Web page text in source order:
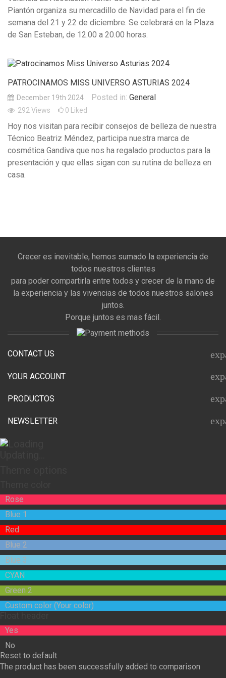
Piantón organiza su mercadillo de Navidad para el fin de
semana del 21 y 22 de diciembre. Se celebrará en la Plaza
de San Esteban, de 12.00 a 20.00 horas.
PATROCINAMOS MISS UNIVERSO ASTURIAS 2024
Posted in: General
December 19th 2024
292Views 0 Liked
Hoy nos visitan para recibir consejos de belleza de nuestra
Técnico Beatriz Méndez, participa nuestra marca de
cosmética Gandiva que nos ha regalado productos para la
presentación y que ellas sigan con su rutina de belleza en
casa.
Crecer es inevitable, hemos sumado la experiencia de
todos nuestros clientes
para poder compartirla entre todos y crecer de la mano de
la experiencia y las vivencias de todos nuestros salones
juntos.
Porque juntos es mas fácil.
CONTACT US
YOUR ACCOUNT
PRODUCTOS
NEWSLETTER
Rose
Blue 1
Red
Blue 2
Blue 3
CYAN
Green 2
Custom color (Your color)
Yes
No
Reset to default
The product has been successfully added to comparison